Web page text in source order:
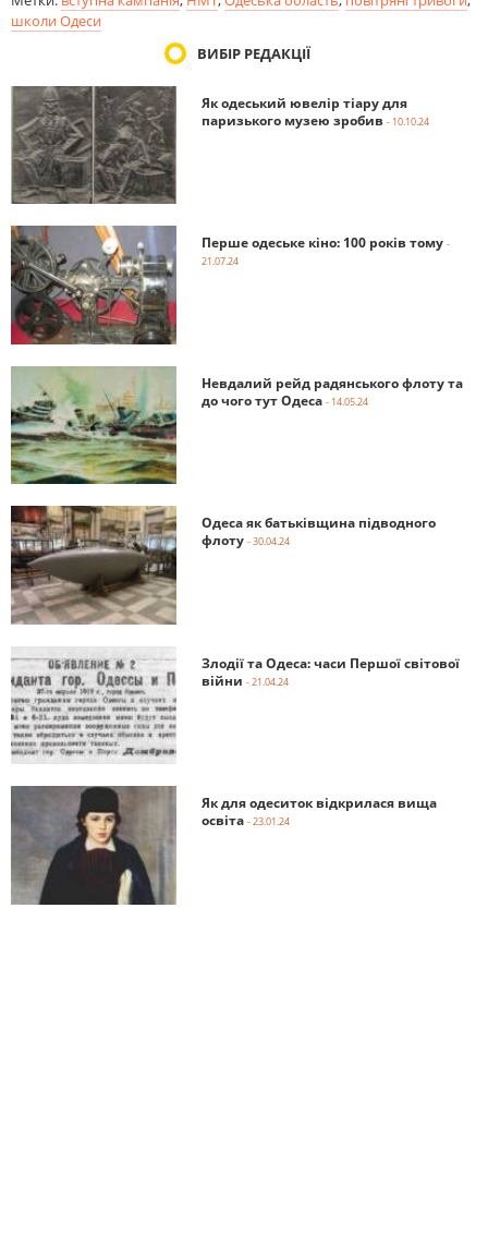
школи Одеси
ВИБІР РЕДАКЦІЇ
Як одеський ювелір тіару для
паризького музею зробив - 10.10.24
Перше одеське кіно: 100 років тому -
21.07.24
Невдалий рейд радянського флоту та
до чого тут Одеса - 14.05.24
Одеса як батьківщина підводного
флоту - 30.04.24
Злодії та Одеса: часи Першої світової
війни - 21.04.24
Як для одеситок відкрилася вища
освіта - 23.01.24